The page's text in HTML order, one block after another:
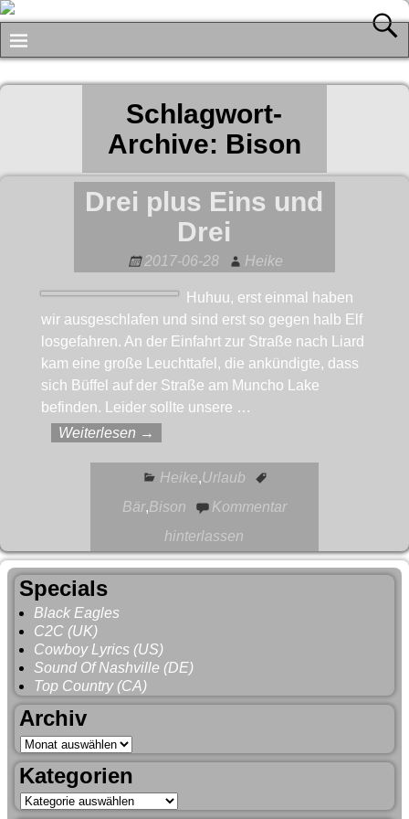
Schlagwort-
Archive: Bison
Drei plus Eins und
Drei
2017-06-28 Heike
Huhuu, erst einmal haben
wir ausgeschlafen und sind erst so gegen halb Elf
losgefahren. An der Einfahrt zur Straße nach Liard
kam eine große Leuchttafel, die ankündigte, dass
sich Büffel auf der Straße am Muncho Lake
befinden. Leider sollte unsere …
Weiterlesen →
Heike,Urlaub
Bär,Bison
Kommentar
hinterlassen
Specials
Black Eagles
C2C (UK)
Cowboy Lyrics (US)
Sound Of Nashville (DE)
Top Country (CA)
Archiv
Kategorien